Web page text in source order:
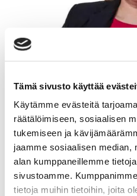
Tämä sivusto käyttää
Käytämme evästeitä
räätälöimiseen, sosiaalisen
tukemiseen ja
jaamme sosiaalisen median,
alan kumppaneillemme
sivustoamme.
tietoja muihin tietoihin, joita